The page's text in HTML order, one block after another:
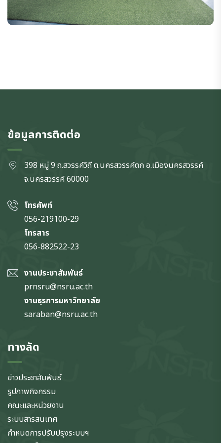
ข้อมูลการติดต่อ
398 หมู่ 9 ถ.สวรรค์วิถี ต.นครสวรรค์ตก อ.เมืองนครสวรรค์
จ.นครสวรรค์60000
โทรศัพท์
056-219100-29
โทรสาร
056-882522-23
งานประชาสัมพันธ์
prnsru@nsru.ac.th
งานธุรการมหาวิทยาลัย
saraban@nsru.ac.th
ทางลัด
ข่าวประชาสัมพันธ์
รูปภาพกิจกรรม
คณะและหน่วยงาน
ระบบสารสนเทศ
กำหนดการปรับปรุงระบบฯ